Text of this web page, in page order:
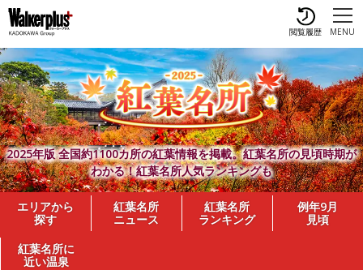
MENU
閲覧履歴
2025年版 全国約1100カ所の紅葉情報を掲載。紅葉名所の見頃時期が
わかる！紅葉名所人気ランキングも
エリアから
探す
紅葉名所
ニュース
紅葉名所
ランキング
例年9月
見頃
紅葉名所に
近い温泉